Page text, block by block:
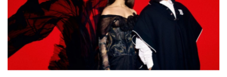
залишив у
Луцьку
три...
27 Липня 2026
751 переглядів
Всі розділи
Персона